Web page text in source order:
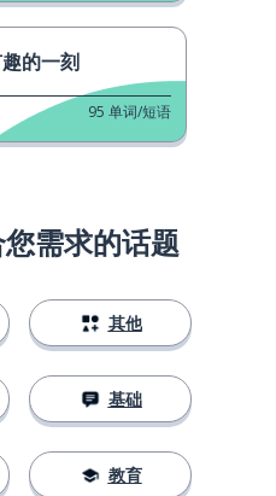
的一刻
95 单词/短语
需求的话题
其他
基础
教育